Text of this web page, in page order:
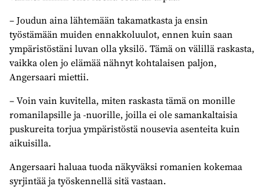
– Joudun aina lähtemään takamatkasta ja ensin
työstämään muiden ennakkoluulot, ennen kuin saan
ympäristöstäni luvan olla yksilö. Tämä on välillä raskasta,
vaikka olen jo elämää nähnyt kohtalaisen paljon,
Angersaari miettii.
– Voin vain kuvitella, miten raskasta tämä on monille
romanilapsille ja -nuorille, joilla ei ole samankaltaisia
puskureita torjua ympäristöstä nousevia asenteita kuin
aikuisilla.
Angersaari haluaa tuoda näkyväksi romanien kokemaa
syrjintää ja työskennellä sitä vastaan.